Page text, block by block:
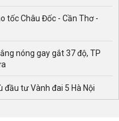
tốc Châu Đốc - Cần Thơ -
nóng gay gắt 37 độ, TP
tư Vành đai 5 Hà Nội